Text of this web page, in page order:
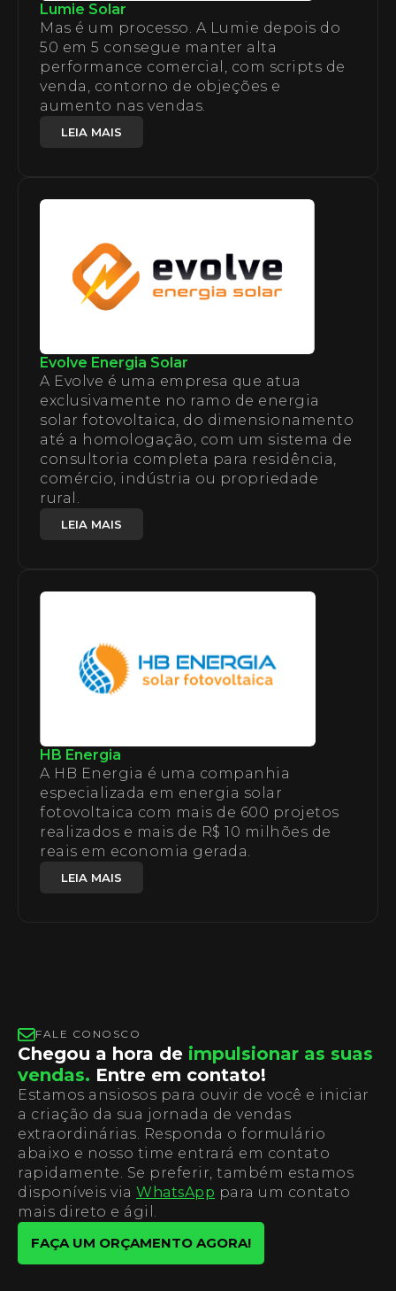
Lumie Solar
Mas é um processo. A Lumie depois do
50 em 5 consegue manter alta
performance comercial, com scripts de
venda, contorno de objeções e
aumento nas vendas.
LEIA MAIS
Evolve Energia Solar
A Evolve é uma empresa que atua
exclusivamente no ramo de energia
solar fotovoltaica, do dimensionamento
até a homologação, com um sistema de
consultoria completa para residência,
comércio, indústria ou propriedade
rural.
LEIA MAIS
HB Energia
A HB Energia é uma companhia
especializada em energia solar
fotovoltaica com mais de 600 projetos
realizados e mais de R$ 10 milhões de
reais em economia gerada.
LEIA MAIS
FALE CONOSCO
Chegou a hora de impulsionar as suas
vendas. Entre em contato!
Estamos ansiosos para ouvir de você e iniciar
a criação da sua jornada de vendas
extraordinárias. Responda o formulário
abaixo e nosso time entrará em contato
rapidamente. Se preferir, também estamos
disponíveis via WhatsApp para um contato
mais direto e ágil.
FAÇA UM ORÇAMENTO AGORA!